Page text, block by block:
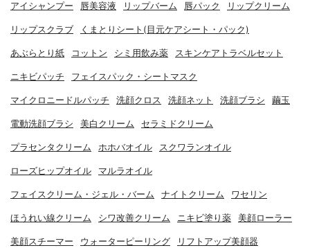
アイシャンプー 唇美容液 リップバーム 唇パック リップクリーム
リップスクラブ くまとりシート(目元ケアシート・パック)
あぶらとり紙 コットン シミ用飲み薬 スキンケアトラベルセット
ニキビパッチ フェイスパック・シートマスク
マイクロニードルパッチ 洗顔クロス 洗顔ネット 洗顔ブラシ 繭玉
電動洗顔ブラシ 美白クリーム セラミドクリーム
プラセンタクリーム ホホバオイル スクワランオイル
ローズヒップオイル マルラオイル
フェイスクリーム・ジェル・バーム ナイトクリーム ワセリン
ほうれい線クリーム シワ改善クリーム ニキビ塗り薬 美顔ローラー
美顔スチーマー ウォーターピーリング リフトアップ美顔器